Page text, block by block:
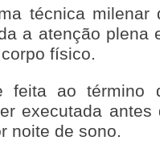
técnica milenar
a atenção plena
físico.
feita ao término
executada antes
noite de sono.